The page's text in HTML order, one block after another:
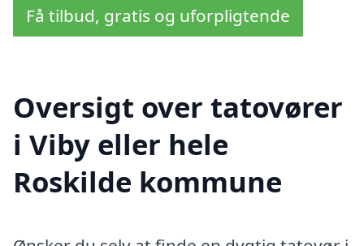
Få tilbud, gratis og uforpligtende
Oversigt over tatovører
i Viby eller hele
Roskilde kommune